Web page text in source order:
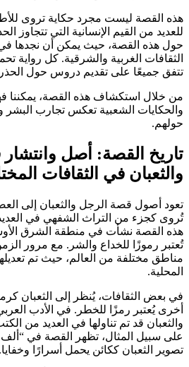
هذه القصة ليست مجرد حكاية تروى
للعديد من القيم الإنسانية التي تتجاوز
حول هذه القصة، حيث يمكن أن نجدها
الثقافات الغربية والشرقية. كل رواية
تتفق جميعًا على تقديم دروس حول الحذر
من خلال استكشاف هذه القصة، يمكننا
والحكايات الشعبية تعكس تجارب البشر
حولهم.
تاريخ القصة: أصل
والثعبان في الثقافات
تعود أصول قصة الرجل والثعبان إلى
تُروى كجزء من التراث الشفهي في
هذه القصة نشأت في منطقة الشرق
تُعتبر رموزًا للخداع والشر. مع مرور
مناطق مختلفة من العالم، حيث تم
المحلية.
في بعض الثقافات، يُنظر إلى الثعبان
أخرى يُعتبر رمزًا للخطر. في الأدب
والثعبان قد تم تناولها في العديد من
على سبيل المثال، تظهر القصة في “ألف
تصوير الثعبان ككائن يحمل أسرارًا وخفايا.